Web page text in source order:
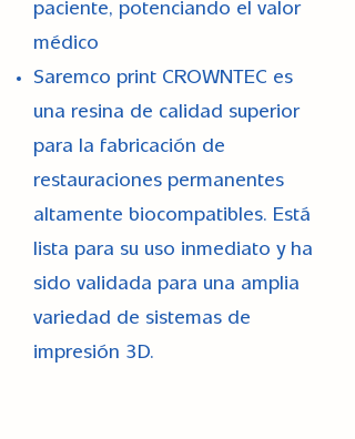
paciente, potenciando el valor
médico
Saremco print CROWNTEC es
una resina de calidad superior
para la fabricación de
restauraciones permanentes
altamente biocompatibles. Está
lista para su uso inmediato y ha
sido validada para una amplia
variedad de sistemas de
impresión 3D.